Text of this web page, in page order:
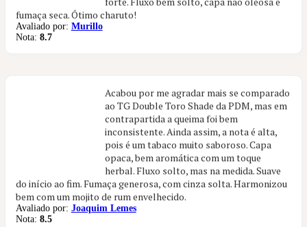
fumaça seca. Ótimo charuto!
Avaliado por: Murillo
Nota: 8.7
Acabou por me agradar mais se comparado
ao TG Double Toro Shade da PDM, mas em
contrapartida a queima foi bem
inconsistente. Ainda assim, a nota é alta,
pois é um tabaco muito saboroso. Capa
opaca, bem aromática com um toque
herbal. Fluxo solto, mas na medida. Suave
do início ao fim. Fumaça generosa, com cinza solta. Harmonizou
bem com um mojito de rum envelhecido.
Avaliado por: Joaquim Lemes
Nota: 8.5